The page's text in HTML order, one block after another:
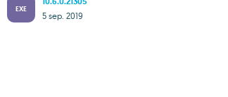
EXE
5 sep. 2019